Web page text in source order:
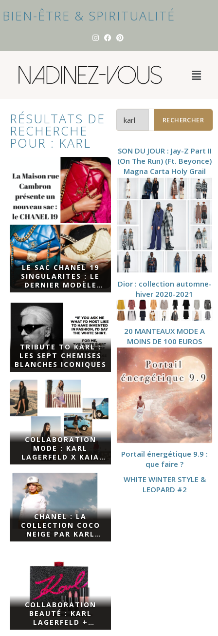
BIEN-ÊTRE & SPIRITUALITÉ
RÉSULTATS DE
RECHERCHE
POUR : KARL
LE SAC CHANEL 19
SINGULARITES : LE
DERNIER MODÈLE
2019 IMAGINÉ PAR
KARL LAGERFELD ET
VIRGINIE VIARD
TRIBUTE TO KARL :
LES SEPT CHEMISES
BLANCHES ICONIQUES
COLLABORATION
MODE : KARL
LAGERFELD X KAIA
GERBER
CHANEL : LA
COLLECTION COCO
NEIGE PAR KARL
LAGERFELD
COLLABORATION
BEAUTÉ : KARL
LAGERFELD +
MODELCO
RECHERCHER
SON DU JOUR : Jay-Z Part II
(On The Run) (Ft. Beyonce)
Magna Carta Holy Grail
Dior : collection automne-
hiver 2020-2021
20 MANTEAUX MODE A
MOINS DE 100 EUROS
Portail énergétique 9.9 :
que faire ?
WHITE WINTER STYLE &
LEOPARD #2